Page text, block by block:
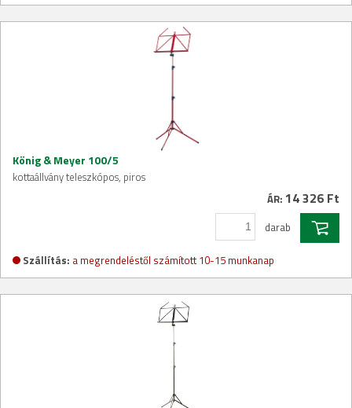
König & Meyer 100/5
kottaállvány teleszkópos, piros
ÁR: 14 326 Ft
darab
Szállítás: a megrendeléstől számított 10-15 munkanap